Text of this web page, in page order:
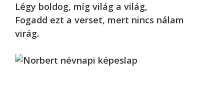
Légy boldog, míg világ a világ,
Fogadd ezt a verset, mert nincs nálam
virág.